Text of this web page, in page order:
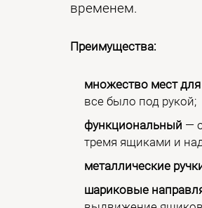
временем.
Преимущества:
множество мест
все было под рукой;
функциональный —
тремя ящиками и
металлические
шариковые